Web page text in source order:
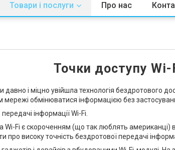
Товари і послуги Про нас
Точки доступу Wi-
і міцно увійшла технологія бездротового
обмінюватися інформацією без
інформації Wi-Fi.
Wi-Fi є скороченням (що так люблять
високу точність бездротової передачі